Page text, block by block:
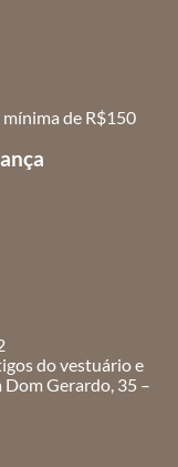
de R$150
do vestuário e
Dom Gerardo, 35 –